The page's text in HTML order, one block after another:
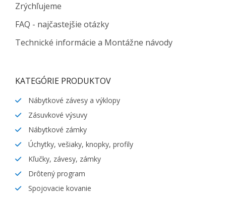
Zrýchľujeme
FAQ - najčastejšie otázky
Technické informácie a Montážne návody
KATEGÓRIE PRODUKTOV
Nábytkové závesy a výklopy
Zásuvkové výsuvy
Nábytkové zámky
Úchytky, vešiaky, knopky, profily
Kľučky, závesy, zámky
Drôtený program
Spojovacie kovanie